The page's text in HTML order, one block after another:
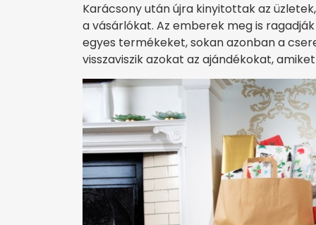
Karácsony után újra kinyitottak az
a vásárlókat. Az emberek meg is
egyes termékeket, sokan azonban a
visszaviszik azokat az ajándékokat,